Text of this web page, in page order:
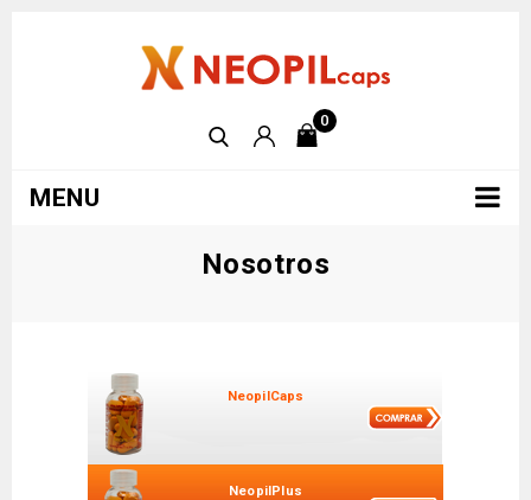
0
MENU
Nosotros
NeopilCaps
NeopilPlus